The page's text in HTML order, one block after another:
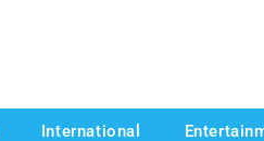
International